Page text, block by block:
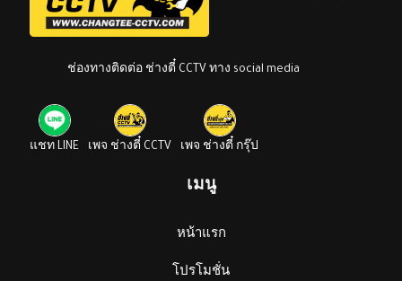
ช่องทางติดต่อ ช่างตี๋ CCTV ทาง social media
แชท LINE เพจ ช่างตี๋ CCTV เพจ ช่างตี๋ กรุ๊ป
เมนู
หน้าแรก
โปรโมชั่น